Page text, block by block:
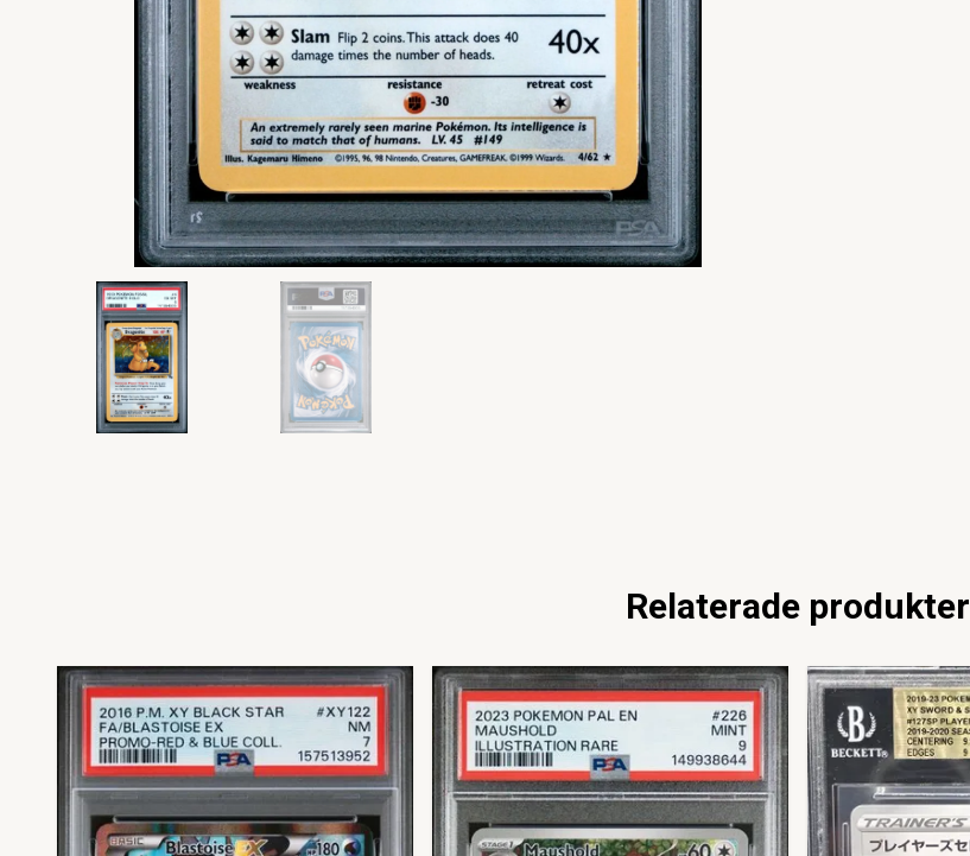
Relaterade produkter